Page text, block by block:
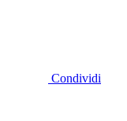
Condividi